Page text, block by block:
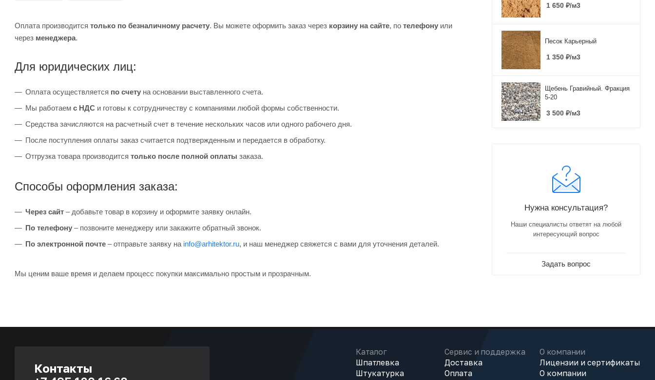
Оплата производится только по безналичному расчету. Вы можете оформить заказ через корзину на сайте, по телефону или
через менеджера.
Для юридических лиц:
Оплата осуществляется по счету на основании выставленного счета.
Мы работаем с НДС и готовы к сотрудничеству с компаниями любой формы собственности.
Средства зачисляются на расчетный счет в течение нескольких часов или одного рабочего дня.
После поступления оплаты заказ считается подтвержденным и передается в обработку.
Отгрузка товара производится только после полной оплаты заказа.
Способы оформления заказа:
Через сайт – добавьте товар в корзину и оформите заявку онлайн.
По телефону – позвоните менеджеру или закажите обратный звонок.
По электронной почте – отправьте заявку на info@arhitektor.ru, и наш менеджер свяжется с вами для уточнения деталей.
Мы ценим ваше время и делаем процесс покупки максимально простым и прозрачным.
1 650 ₽/м3
Песок Карьерный
1 350 ₽/м3
Щебень Гравийный. Фракция
5-20
3 500 ₽/м3
Нужна консультация?
Наши специалисты ответят на любой
интересующий вопрос
Задать вопрос
Контакты
Каталог
Шпатлевка
Штукатурка
Сервис и поддержка
Доставка
Оплата
О компании
Лицензии и сертификаты
О компании